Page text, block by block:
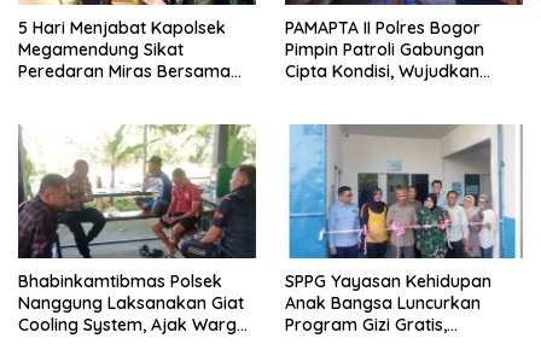
5 Hari Menjabat Kapolsek
Megamendung Sikat
Peredaran Miras Bersama
PAMAPTA II Polres Bogor
Pimpin Patroli Gabungan
Cipta Kondisi, Wujudkan
Bhabinkamtibmas Polsek
Nanggung Laksanakan Giat
Cooling System, Ajak Warga
SPPG Yayasan Kehidupan
Anak Bangsa Luncurkan
Program Gizi Gratis,